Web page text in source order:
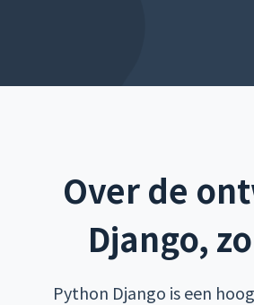
Over de
Django,
Python Django is een